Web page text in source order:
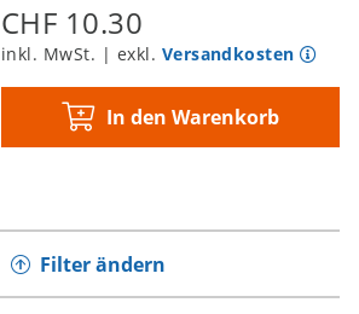
CHF 10.30
inkl. MwSt. | exkl. Versandkosten
In den Warenkorb
Filter ändern